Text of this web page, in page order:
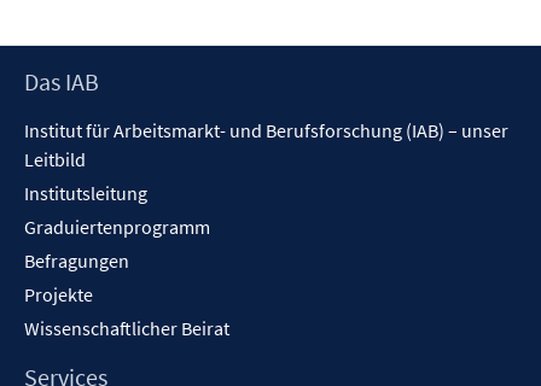
Footer
Das IAB
Institut für Arbeitsmarkt- und Berufsforschung (IAB) – unser
Leitbild
Institutsleitung
Graduiertenprogramm
Befragungen
Projekte
Wissenschaftlicher Beirat
Services